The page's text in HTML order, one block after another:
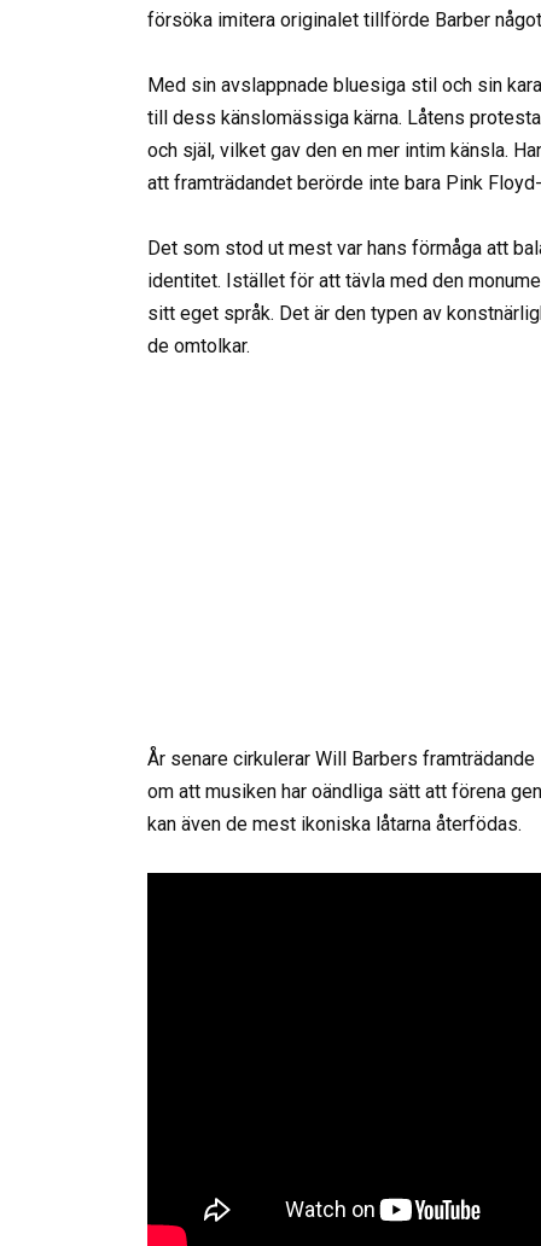
försöka imitera originalet tillförde Barber
Med sin avslappnade bluesiga stil och sin
till dess känslomässiga kärna. Låtens
och själ, vilket gav den en mer intim känsla.
att framträdandet berörde inte bara Pink
Det som stod ut mest var hans förmåga att
identitet. Istället för att tävla med den
sitt eget språk. Det är den typen av
de omtolkar.
År senare cirkulerar Will Barbers
om att musiken har oändliga sätt att förena
kan även de mest ikoniska låtarna återfödas.